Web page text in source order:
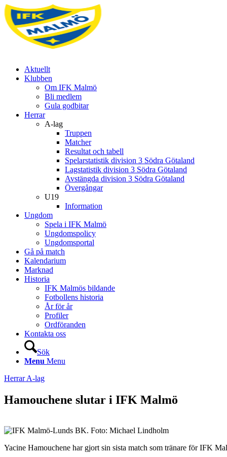
Aktuellt
Klubben
Om IFK Malmö
Bli medlem
Gula godbitar
Herrar
A-lag
Truppen
Matcher
Resultat och tabell
Spelarstatistik division 3 Södra Götaland
Lagstatistik division 3 Södra Götaland
Avstängda division 3 Södra Götaland
Övergångar
U19
Information
Ungdom
Spela i IFK Malmö
Ungdomspolicy
Ungdomsportal
Gå på match
Kalendarium
Marknad
Historia
IFK Malmös bildande
Fotbollens historia
År för år
Profiler
Ordföranden
Kontakta oss
Sök
Menu Menu
Herrar A-lag
Hamouchene slutar i IFK Malmö
Yacine Hamouchene har gjort sin sista match som tränare för IFK